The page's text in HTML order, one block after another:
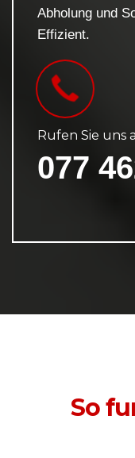
Abholung und
Effizient.
Rufen Sie uns
077
So